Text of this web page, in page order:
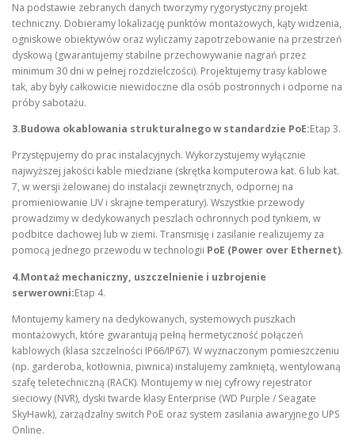
Na podstawie zebranych danych tworzymy rygorystyczny projekt
techniczny. Dobieramy lokalizację punktów montażowych, kąty widzenia,
ogniskowe obiektywów oraz wyliczamy zapotrzebowanie na przestrzeń
dyskową (gwarantujemy stabilne przechowywanie nagrań przez
minimum 30 dni w pełnej rozdzielczości). Projektujemy trasy kablowe
tak, aby były całkowicie niewidoczne dla osób postronnych i odporne na
próby sabotażu.
3.Budowa okablowania strukturalnego w standardzie PoE:Etap 3.
Przystępujemy do prac instalacyjnych. Wykorzystujemy wyłącznie
najwyższej jakości kable miedziane (skrętka komputerowa kat. 6 lub kat.
7, w wersji żelowanej do instalacji zewnętrznych, odpornej na
promieniowanie UV i skrajne temperatury). Wszystkie przewody
prowadzimy w dedykowanych peszlach ochronnych pod tynkiem, w
podbitce dachowej lub w ziemi. Transmisję i zasilanie realizujemy za
pomocą jednego przewodu w technologii PoE (Power over Ethernet).
4.Montaż mechaniczny, uszczelnienie i uzbrojenie
serwerowni:Etap 4.
Montujemy kamery na dedykowanych, systemowych puszkach
montażowych, które gwarantują pełną hermetyczność połączeń
kablowych (klasa szczelności IP66/IP67). W wyznaczonym pomieszczeniu
(np. garderoba, kotłownia, piwnica) instalujemy zamkniętą, wentylowaną
szafę teletechniczną (RACK). Montujemy w niej cyfrowy rejestrator
sieciowy (NVR), dyski twarde klasy Enterprise (WD Purple / Seagate
SkyHawk), zarządzalny switch PoE oraz system zasilania awaryjnego UPS
Online.